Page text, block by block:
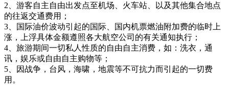
2、游客自主自由出发点至机场、火车站、以及其他集合地点
的往返交通费用；
3、国际油价波动引起的国际、国内机票燃油附加费的临时上
涨，上浮具体金额遵照各大航空公司的有关通知执行；
4、旅游期间一切私人性质的自由自主消费，如：洗衣，通
讯，娱乐或自由自主购物等；
5、因战争，台风，海啸，地震等不可抗力而引起的一切费
用。